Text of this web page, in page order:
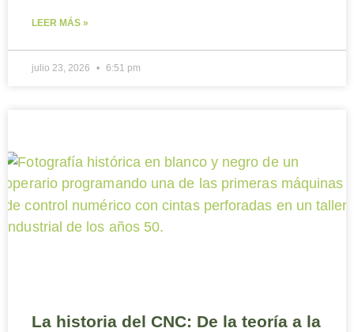
LEER MÁS »
julio 23, 2026 6:51 pm
La historia del CNC: De la teoría a la